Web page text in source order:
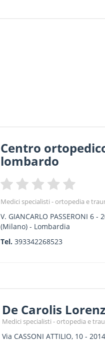
Centro
lombardo
Medici specialisti - ortopedia e
V. GIANCARLO PASSERONI 6 -
(Milano) - Lombardia
Tel.393342268523
De Carolis
Medici specialisti - ortopedia e
Via CASSONI ATTILIO, 10-